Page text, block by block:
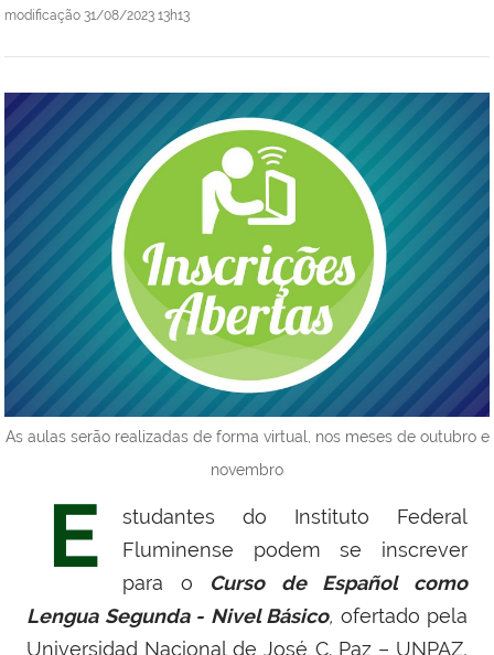
modificação 31/08/2023 13h13
As aulas serão realizadas de forma virtual, nos meses de outubro e
novembro
E
studantes do Instituto Federal
Fluminense podem se inscrever
para o Curso de Español como
Lengua Segunda - Nivel Básico, ofertado pela
Universidad Nacional de José C. Paz – UNPAZ,